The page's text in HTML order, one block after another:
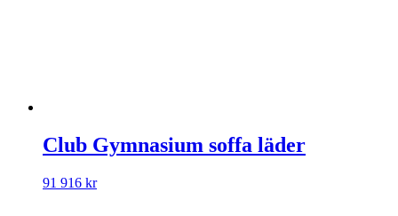
Club Gymnasium soffa läder
91 916 kr